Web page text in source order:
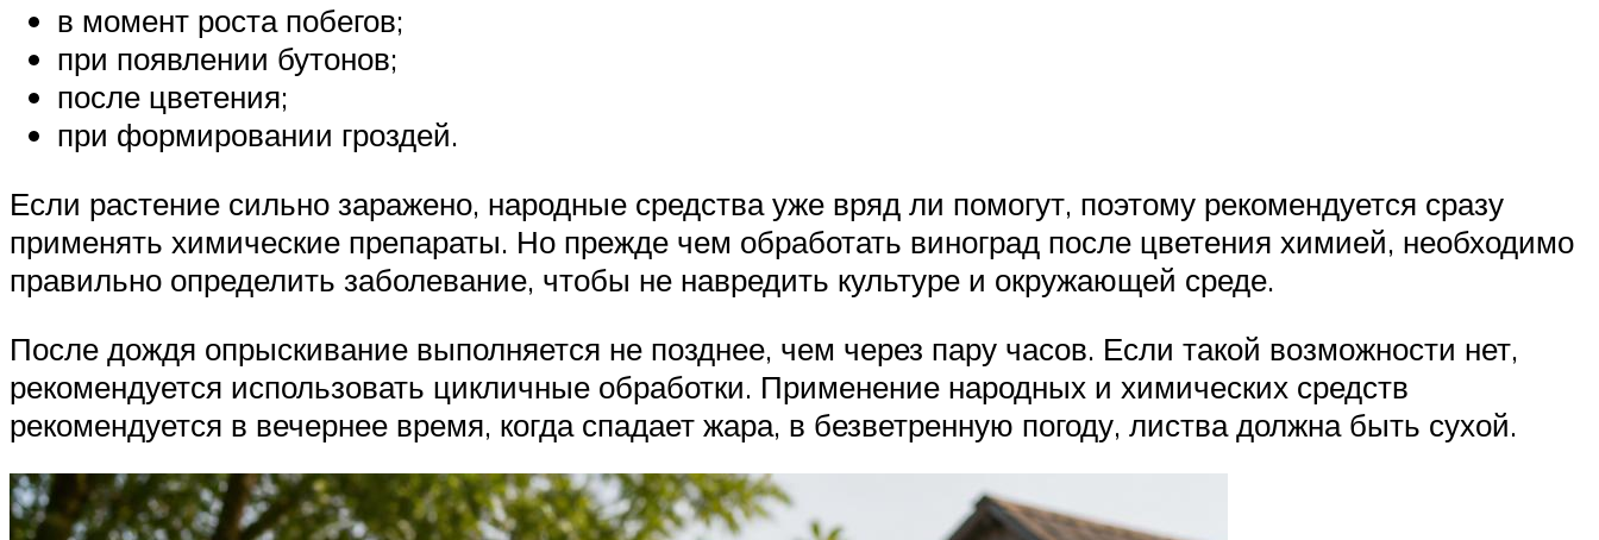
в момент роста побегов;
при появлении бутонов;
после цветения;
при формировании гроздей.
Если растение сильно заражено, народные средства уже вряд ли помогут, поэтому рекомендуется сразу
применять химические препараты. Но прежде чем обработать виноград после цветения химией, необходимо
правильно определить заболевание, чтобы не навредить культуре и окружающей среде.
После дождя опрыскивание выполняется не позднее, чем через пару часов. Если такой возможности нет,
рекомендуется использовать цикличные обработки. Применение народных и химических средств
рекомендуется в вечернее время, когда спадает жара, в безветренную погоду, листва должна быть сухой.